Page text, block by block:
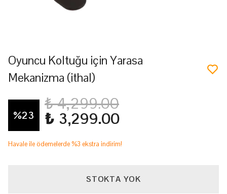
Oyuncu Koltuğu için Yarasa
Mekanizma (ithal)
%23
₺ 4,299.00
₺ 3,299.00
Havale ile ödemelerde %3 ekstra indirim!
STOKTA YOK